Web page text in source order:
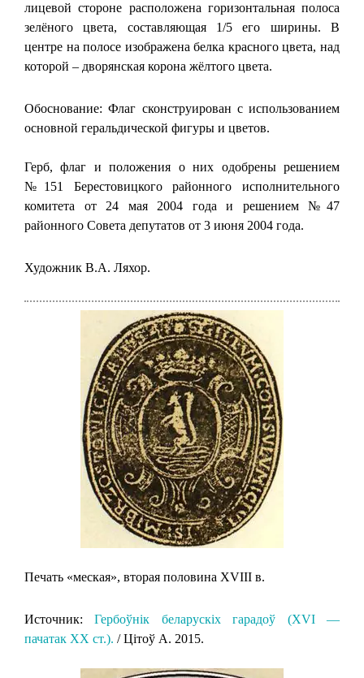
лицевой стороне расположена горизонтальная полоса
зелёного цвета, составляющая 1/5 его ширины. В
центре на полосе изображена белка красного цвета, над
которой – дворянская корона жёлтого цвета.
Обоснование: Флаг сконструирован с использованием
основной геральдической фигуры и цветов.
Герб, флаг и положения о них одобрены решением
№151 Берестовицкого районного исполнительного
комитета от 24 мая 2004 года и решением №47
районного Совета депутатов от 3 июня 2004 года.
Художник В.А. Ляхор.
Печать «меская», вторая половина XVIII в.
Источник:Гербоўнік беларускіх гарадоў (XVI —
пачатак XX ст.). / Цітоў А. 2015.